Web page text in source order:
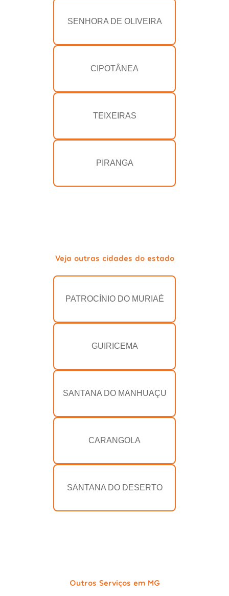
SENHORA DE OLIVEIRA
CIPOTÂNEA
TEIXEIRAS
PIRANGA
Veja outras cidades do estado
PATROCÍNIO DO MURIAÉ
GUIRICEMA
SANTANA DO MANHUAÇU
CARANGOLA
SANTANA DO DESERTO
Outros Serviços em MG